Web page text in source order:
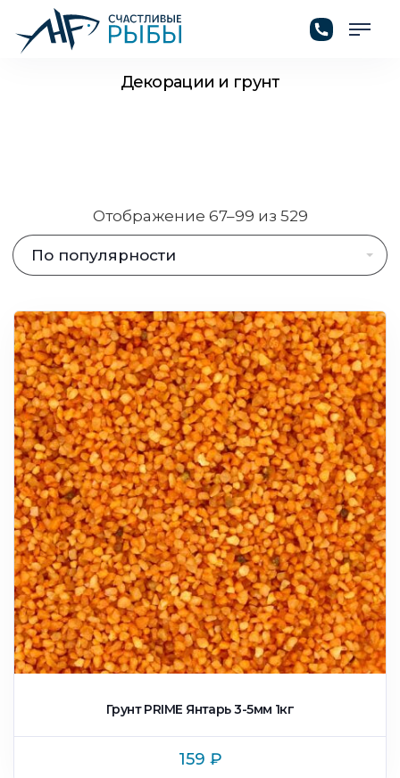
Декорации и грунт
ГЛАВНАЯ ТОВАРЫ ДЕКОРАЦИИ И ГРУНТ
Отображение 67–99 из 529
Грунт PRIME Янтарь 3-5мм 1кг
159 ₽